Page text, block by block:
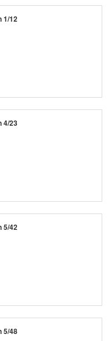
1/12
4/23
5/42
5/48